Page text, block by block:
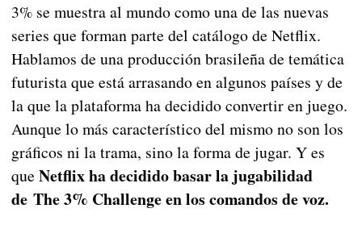
3% se muestra al mundo como una de las nuevas
series que forman parte del catálogo de Netflix.
Hablamos de una producción brasileña de temática
futurista que está arrasando en algunos países y de
la que la plataforma ha decidido convertir en juego.
Aunque lo más característico del mismo no son los
gráficos ni la trama, sino la forma de jugar. Y es
que Netflix ha decidido basar la jugabilidad
de The 3% Challenge en los comandos de voz.